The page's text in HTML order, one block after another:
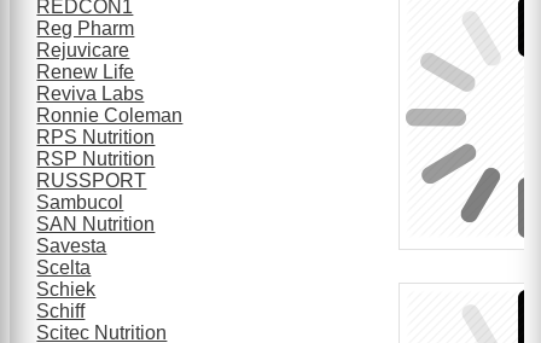
REDCON1
Reg Pharm
Rejuvicare
Renew Life
Reviva Labs
Ronnie Coleman
RPS Nutrition
RSP Nutrition
RUSSPORT
Sambucol
SAN Nutrition
Savesta
Scelta
Schiek
Schiff
Scitec Nutrition